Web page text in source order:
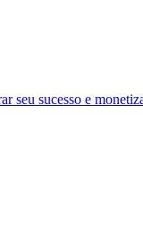
seu sucesso e